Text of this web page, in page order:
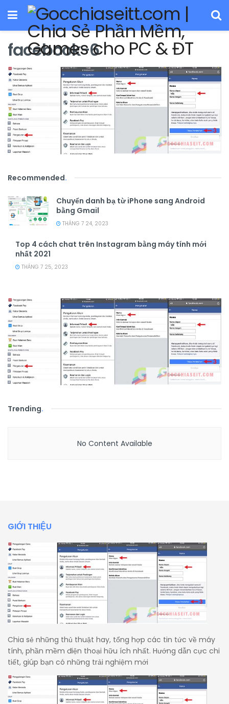
facebook-6
Recommended.
Chuyển danh bạ từ iPhone sang Android
bằng Gmail
THÁNG 7 24, 2023
Top 4 cách chat trên Instagram bằng máy tính mới
nhất 2021
THÁNG 7 25, 2023
Trending.
No Content Available
GIỚI THIỆU
Chia sẻ những thủ thuật hay, tổng hợp các tin tức về máy
tính, phần mềm điện thoại hữu ích nhất. Hướng dẫn cực chi
tiết, giúp bạn có những trải nghiệm mới